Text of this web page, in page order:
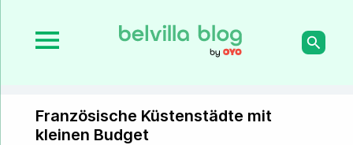
Französische Küstenstädte mit
kleinen Budget